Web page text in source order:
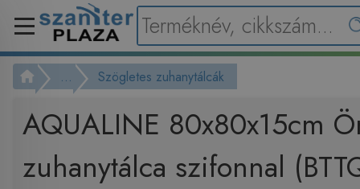
... Szögletes zuhanytálcák
AQUALINE 80x80x15cm
zuhanytálca szifonnal